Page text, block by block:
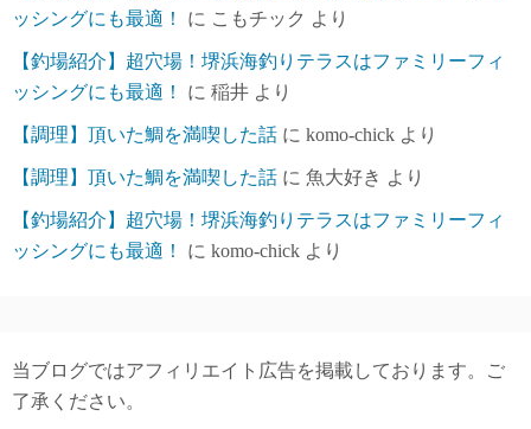
ッシングにも最適！
に こもチック より
【釣場紹介】超穴場！堺浜海釣りテラスはファミリーフィ
ッシングにも最適！
に 稲井 より
【調理】頂いた鯛を満喫した話 に komo-chick より
【調理】頂いた鯛を満喫した話 に 魚大好き より
【釣場紹介】超穴場！堺浜海釣りテラスはファミリーフィ
ッシングにも最適！
に komo-chick より
当ブログではアフィリエイト広告を掲載しております。ご
了承ください。